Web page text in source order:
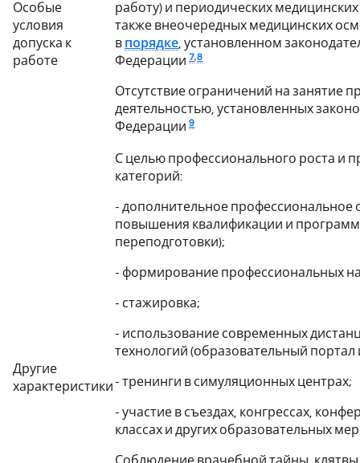
Особые
условия
допуска к
работе
работу) и периодических
также внеочередных медицинских
в порядке , установленном
Федерации 7,8
Отсутствие ограничений на занятие
деятельностью, установленных
Федерации 9
Другие
характеристики
С целью профессионального роста и
категорий:
- дополнительное
повышения квалификации и
переподготовки);
- формирование профессиональных
- стажировка;
- использование современных
технологий (образовательный портал
- тренинги в симуляционных центрах;
- участие в съездах, конгрессах,
классах и других образовательных
Соблюдение врачебной тайны, клятвы